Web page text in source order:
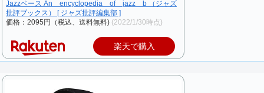
Jazzベース An encyclopedia of jazz b （ジャズ
批評ブックス） [ ジャズ批評編集部 ]
価格：2095円（税込、送料無料) (2022/1/30時点)
楽天で購入